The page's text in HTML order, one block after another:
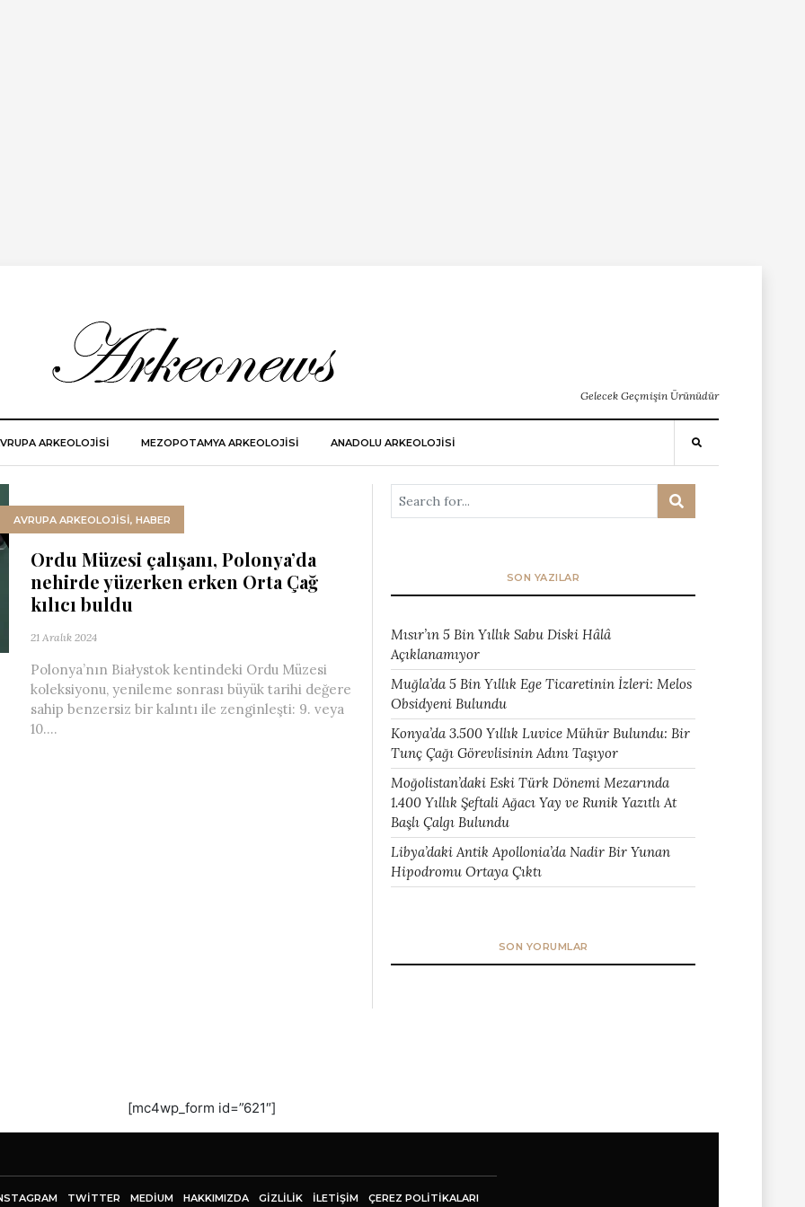
Gelecek Geçmişin Ürünüdür
ARKEOLOJISI MEZOPOTAMYA ARKEOLOJISI ANADOLU ARKEOLOJİSİ
AVRUPA ARKEOLOJISI, HABER
Ordu Müzesi çalışanı, Polonya’da
nehirde yüzerken erken Orta Çağ
kılıcı buldu
21 Aralık 2024
Polonya’nın Białystok kentindeki Ordu Müzesi
koleksiyonu, yenileme sonrası büyük tarihi değere
sahip benzersiz bir kalıntı ile zenginleşti: 9. veya
10....
SON YAZILAR
Mısır’ın 5 Bin Yıllık Sabu Diski Hâlâ
Açıklanamıyor
Muğla’da 5 Bin Yıllık Ege Ticaretinin İzleri: Melos
Obsidyeni Bulundu
Konya’da 3.500 Yıllık Luvice Mühür Bulundu: Bir
Tunç Çağı Görevlisinin Adını Taşıyor
Moğolistan’daki Eski Türk Dönemi Mezarında
1.400 Yıllık Şeftali Ağacı Yay ve Runik Yazıtlı At
Başlı Çalgı Bulundu
Libya’daki Antik Apollonia’da Nadir Bir Yunan
Hipodromu Ortaya Çıktı
SON YORUMLAR
[mc4wp_form id=”621″]
TWITTER MEDIUM HAKKIMIZDA GİZLİLİK İLETIŞIM ÇEREZ POLITIKALARI